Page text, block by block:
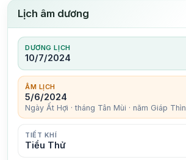
Lịch âm dương
DƯƠNG LỊCH
10/7/2024
ÂM LỊCH
5/6/2024
Ngày Ất Hợi · tháng Tân Mùi · năm Giáp Thìn
TIẾT KHÍ
Tiểu Thử